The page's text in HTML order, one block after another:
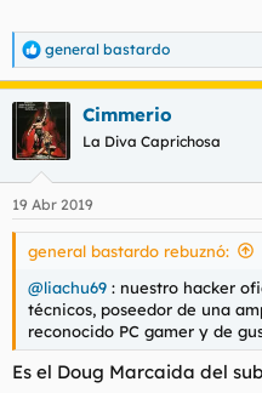
R
e
a
c
c
i
e
s
general bastardo
Cimmerio
La Diva Caprichosa
19 Abr 2019
general bastardo rebuznó:
@liachu69 : nuestro hacker
técnicos, poseedor de una
reconocido PC gamer y de
Es el Doug Marcaida del